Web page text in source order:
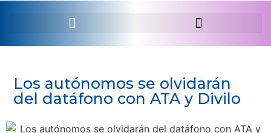
Los autónomos se olvidarán
del datáfono con ATA y Divilo